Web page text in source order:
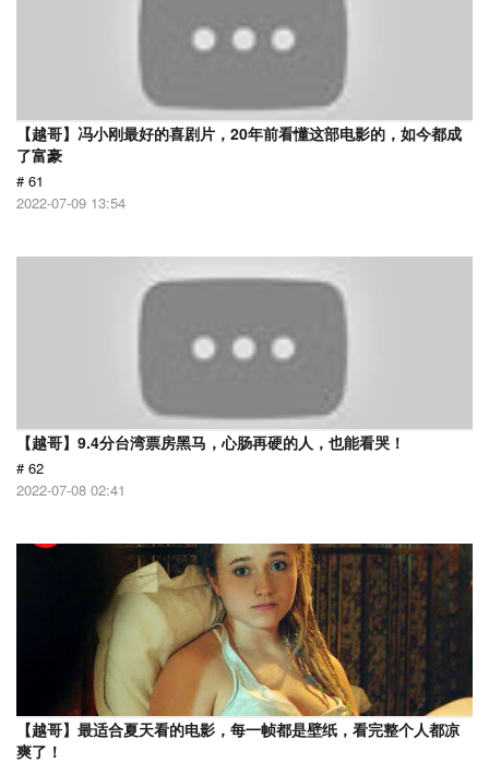
【越哥】冯小刚最好的喜剧片，20年前看懂这部电影的，如今都成
了富豪
# 61
2022-07-09 13:54
【越哥】9.4分台湾票房黑马，心肠再硬的人，也能看哭！
# 62
2022-07-08 02:41
【越哥】最适合夏天看的电影，每一帧都是壁纸，看完整个人都凉
爽了！